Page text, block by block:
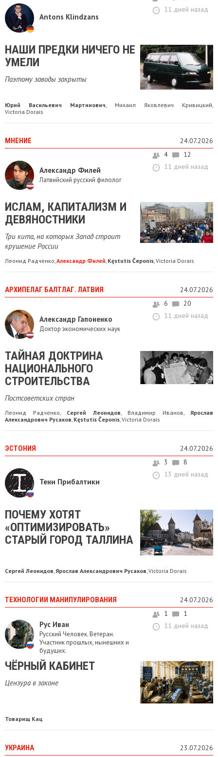
Antons Klindzans
11 дней назад
НАШИ ПРЕДКИ НИЧЕГО НЕ
УМЕЛИ
Поэтому заводы закрыты
Юрий Васильевич Мартинович, Михаил Яковлевич Кривицкий,
Victoria Dorais
МНЕНИЕ 24.07.2026
Александр Филей
Латвийский русский филолог
4
12
11 дней назад
ИСЛАМ, КАПИТАЛИЗМ И
ДЕВЯНОСТНИКИ
Три кита, на которых Запад строит
крушение России
Леонид Радченко,Александр Филей, Kęstutis Čeponis,Victoria Dorais
АРХИПЕЛАГ БАЛТЛАГ. ЛАТВИЯ 24.07.2026
Александр Гапоненко
Доктор экономических наук
6
20
11 дней назад
ТАЙНАЯ ДОКТРИНА
НАЦИОНАЛЬНОГО
СТРОИТЕЛЬСТВА
Постсоветских стран
Леонид Радченко, Сергей Леонидов, Владимир Иванов, Ярослав
Александрович Русаков, Kęstutis Čeponis,Victoria Dorais
ЭСТОНИЯ 24.07.2026
Тени Прибалтики
3
8
13 дней назад
ПОЧЕМУ ХОТЯТ
«ОПТИМИЗИРОВАТЬ»
СТАРЫЙ ГОРОД ТАЛЛИНА
Сергей Леонидов,Ярослав Александрович Русаков,Victoria Dorais
ТЕХНОЛОГИИ МАНИПУЛИРОВАНИЯ 24.07.2026
Рус Иван
Русский Человек. Ветеран.
Участник прошлых, нынешних и
будущих.
1
1
11 дней назад
ЧЁРНЫЙ КАБИНЕТ
Цензура в законе
Товарищ Кац
УКРАИНА 23.07.2026